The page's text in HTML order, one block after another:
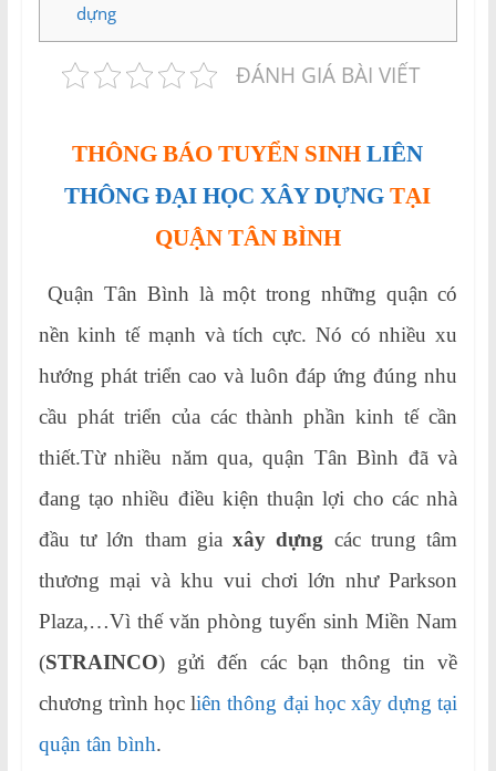
dựng
ĐÁNH GIÁ BÀI VIẾT
THÔNG BÁO TUYỂN SINHLIÊN
THÔNG ĐẠI HỌC XÂY DỰNG TẠI
QUẬN TÂN BÌNH
Quận Tân Bình là một trong những quận có
nền kinh tế mạnh và tích cực. Nó có nhiều xu
hướng phát triển cao và luôn đáp ứng đúng nhu
cầu phát triển của các thành phần kinh tế cần
thiết.Từ nhiều năm qua, quận Tân Bình đã và
đang tạo nhiều điều kiện thuận lợi cho các nhà
đầu tư lớn tham giaxây dựng các trung tâm
thương mại và khu vui chơi lớn như Parkson
Plaza,…Vì thế văn phòng tuyển sinh Miền Nam
(STRAINCO) gửi đến các bạn thông tin về
chương trình học liên thông đại học xây dựng tại
quận tân bình.